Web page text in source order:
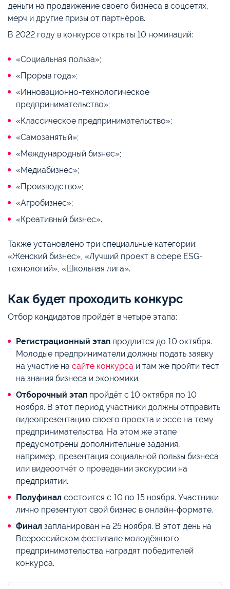
деньги на продвижение своего бизнеса в соцсетях,
мерч и другие призы от партнёров.
В 2022 году в конкурсе открыты 10 номинаций:
«Социальная польза»;
«Прорыв года»;
«Инновационно-технологическое
предпринимательство»;
«Классическое предпринимательство»;
«Самозанятый»;
«Международный бизнес»;
«Медиабизнес»;
«Производство»;
«Агробизнес»;
«Креативный бизнес».
Также установлено три специальные категории:
«Женский бизнес», «Лучший проект в сфере ESG-
технологий», «Школьная лига».
Как будет проходить конкурс
Отбор кандидатов пройдёт в четыре этапа:
Регистрационный этап продлится до 10 октября.
Молодые предприниматели должны подать заявку
на участие на сайте конкурса и там же пройти тест
на знания бизнеса и экономики.
Отборочный этап пройдёт с 10 октября по 10
ноября. В этот период участники должны отправить
видеопрезентацию своего проекта и эссе на тему
предпринимательства. На этом же этапе
предусмотрены дополнительные задания,
например, презентация социальной пользы бизнеса
или видеоотчёт о проведении экскурсии на
предприятии.
Полуфинал состоится с 10 по 15 ноября. Участники
лично презентуют свой бизнес в онлайн-формате.
Финал запланирован на 25 ноября. В этот день на
Всероссийском фестивале молодёжного
предпринимательства наградят победителей
конкурса.